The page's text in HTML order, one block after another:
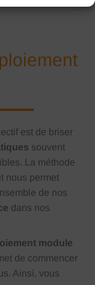
est de briser
souvent
La méthode
nous permet
de nos
dans nos
module
de commencer
Ainsi, vous